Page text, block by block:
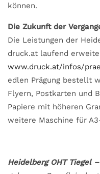
können.
Die Zukunft der
Die Leistungen der
druck.at laufend
www.druck.at/infos/
edlen Prägung bestellt
Flyern, Postkarten und
Papiere mit höheren
weitere Maschine für
Heidelberg OHT Tiegel